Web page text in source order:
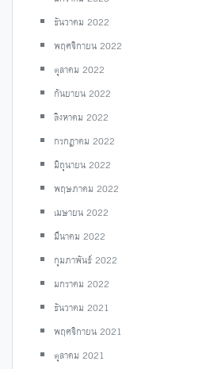
ธันวาคม 2022
พฤศจิกายน 2022
ตุลาคม 2022
กันยายน 2022
สิงหาคม 2022
กรกฎาคม 2022
มิถุนายน 2022
พฤษภาคม 2022
เมษายน 2022
มีนาคม 2022
กุมภาพันธ์ 2022
มกราคม 2022
ธันวาคม 2021
พฤศจิกายน 2021
ตุลาคม 2021